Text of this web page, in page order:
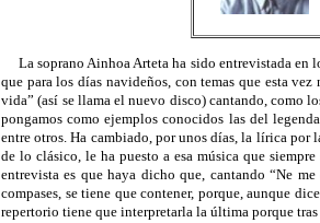
La soprano Ainhoa Arteta ha sido entrevistada en
que para los días navideños, con temas que esta
vida” (así se llama el nuevo disco) cantando, como
pongamos como ejemplos conocidos las del
entre otros. Ha cambiado, por unos días, la lírica por
de lo clásico, le ha puesto a esa música que
entrevista es que haya dicho que, cantando “Ne
compases, se tiene que contener, porque, aunque
repertorio tiene que interpretarla la última porque